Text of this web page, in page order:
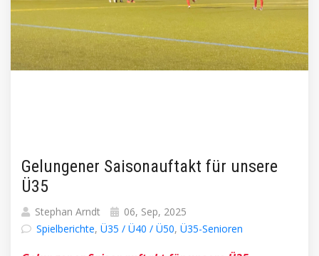
Gelungener Saisonauftakt für unsere
Ü35
Stephan Arndt
06, Sep, 2025
Spielberichte, Ü35 / Ü40 / Ü50, Ü35-Senioren